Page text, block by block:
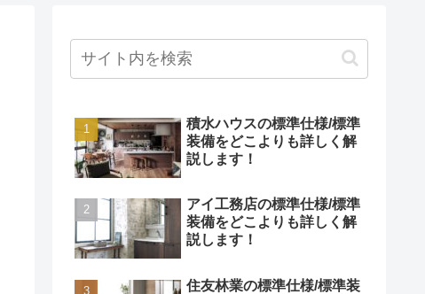
積水ハウスの標準仕様/標準
装備をどこよりも詳しく解
説します！
アイ工務店の標準仕様/標準
装備をどこよりも詳しく解
説します！
住友林業の標準仕様/標準装